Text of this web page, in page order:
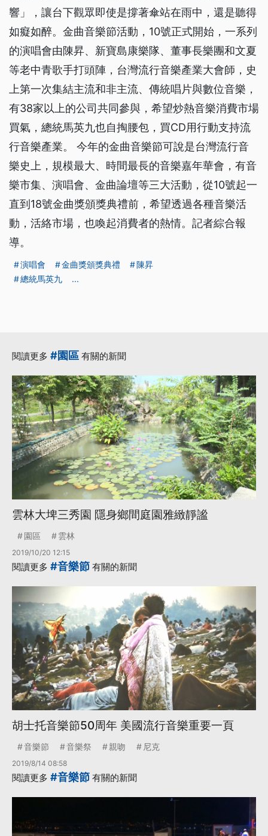
響」，讓台下觀眾即使是撐著傘站在雨中，還是聽得
如癡如醉。金曲音樂節活動，10號正式開始，一系列
的演唱會由陳昇、新寶島康樂隊、董事長樂團和文夏
等老中青歌手打頭陣，台灣流行音樂產業大會師，史
上第一次集結主流和非主流、傳統唱片與數位音樂，
有38家以上的公司共同參與，希望炒熱音樂消費市場
買氣，總統馬英九也自掏腰包，買CD用行動支持流
行音樂產業。 今年的金曲音樂節可說是台灣流行音
樂史上，規模最大、時間最長的音樂嘉年華會，有音
樂市集、演唱會、金曲論壇等三大活動，從10號起一
直到18號金曲獎頒獎典禮前，希望透過各種音樂活
動，活絡市場，也喚起消費者的熱情。記者綜合報
導。
演唱會 金曲獎頒獎典禮
陳昇
總統馬英九
...
閱讀更多 #園區 有關的新聞
雲林大埤三秀園 隱身鄉間庭園雅緻靜謐
園區 雲林
2019/10/20 12:15
閱讀更多 #音樂節 有關的新聞
胡士托音樂節50周年 美國流行音樂重要一頁
音樂節 音樂祭 親吻 尼克
2019/8/14 08:58
閱讀更多 #音樂節 有關的新聞